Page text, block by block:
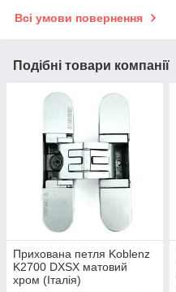
Всі умови повернення
Подібні товари компанії
Прихована петля Koblenz
K2700 DXSX матовий
хром (Італія)